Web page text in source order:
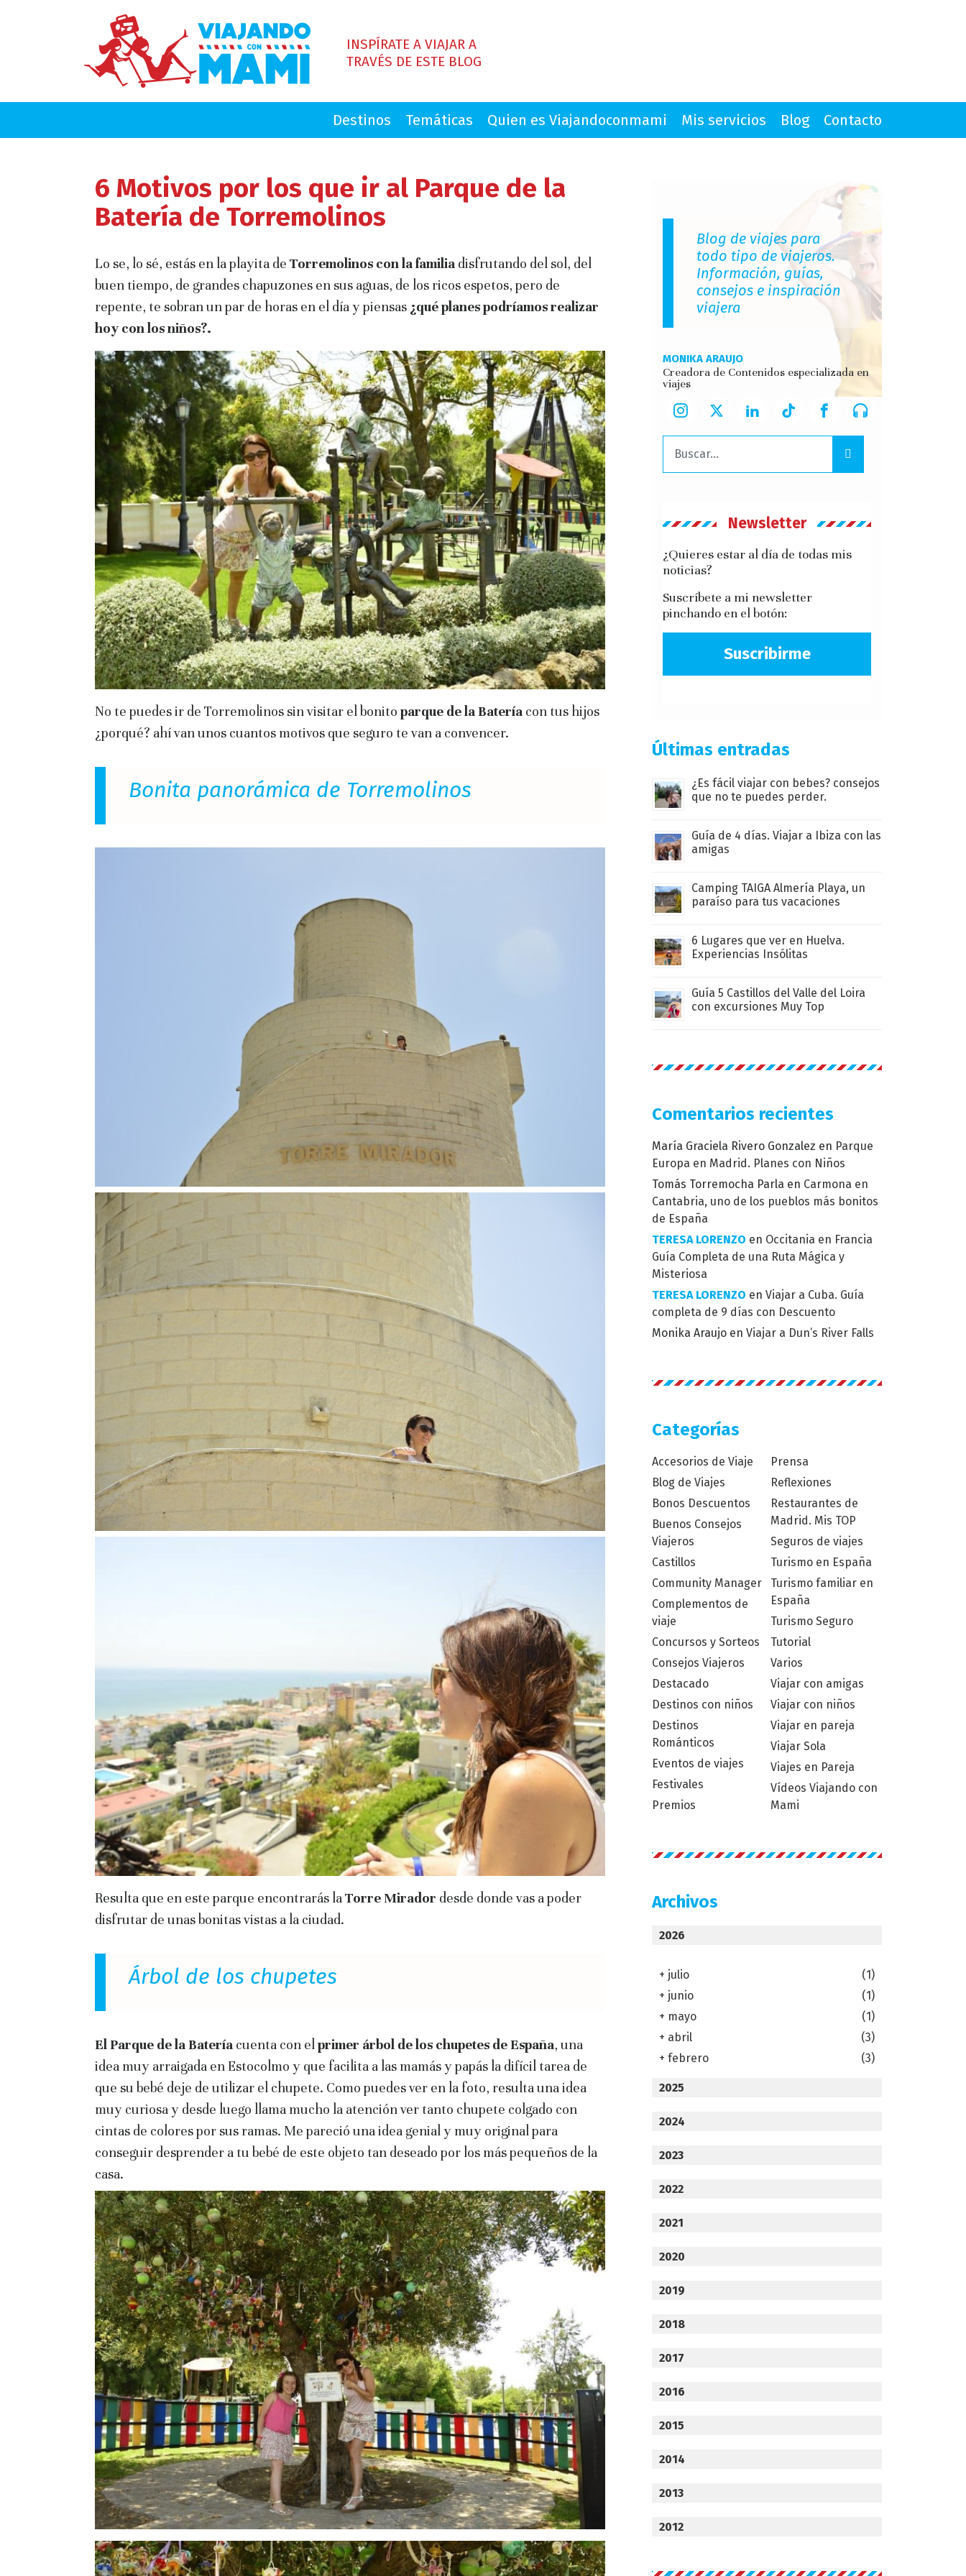
INSPÍRATE A VIAJAR A
TRAVÉS DE ESTE BLOG
Destinos Temáticas Quien es Viajandoconmami Mis servicios Blog Contacto
6 Motivos por los que ir al Parque de la
Batería de Torremolinos
Lo se, lo sé, estás en la playita de Torremolinos con la familia disfrutando del sol, del
buen tiempo, de grandes chapuzones en sus aguas, de los ricos espetos, pero de
repente, te sobran un par de horas en el día y piensas ¿qué planes podríamos realizar
hoy con los niños?.
No te puedes ir de Torremolinos sin visitar el bonito parque de la Batería con tus hijos
¿porqué? ahí van unos cuantos motivos que seguro te van a convencer.
Bonita panorámica de Torremolinos
Resulta que en este parque encontrarás laTorre Mirador desde donde vas a poder
disfrutar de unas bonitas vistas a la ciudad.
Árbol de los chupetes
El Parque de la Batería cuenta con elprimer árbol de los chupetes de España, una
idea muy arraigada en Estocolmo y que facilita a las mamás y papás la difícil tarea de
que su bebé deje de utilizar el chupete. Como puedes ver en la foto, resulta una idea
muy curiosa y desde luego llama mucho la atención ver tanto chupete colgado con
cintas de colores por sus ramas. Me pareció una idea genial y muy original para
conseguir desprender a tu bebé de este objeto tan deseado por los más pequeños de la
casa.
Blog de viajes para
todo tipo de viajeros.
Información, guías,
consejos e inspiración
viajera
MONIKA ARAUJO
Creadora de Contenidos especializada en
viajes
Buscar:
Newsletter
¿Quieres estar al día de todas mis
noticias?
Suscríbete a mi newsletter
pinchando en el botón:
Suscribirme
Últimas entradas
¿Es fácil viajar con bebes? consejos
que no te puedes perder.
Guía de 4 días. Viajar a Ibiza con las
amigas
Camping TAIGA Almería Playa, un
paraíso para tus vacaciones
6 Lugares que ver en Huelva.
Experiencias Insólitas
Guía 5 Castillos del Valle del Loira
con excursiones Muy Top
Comentarios recientes
María Graciela Rivero Gonzalez en Parque
Europa en Madrid. Planes con Niños
Tomás Torremocha Parla en Carmona en
Cantabria, uno de los pueblos más bonitos
de España
TERESA LORENZO en Occitania en Francia
Guía Completa de una Ruta Mágica y
Misteriosa
TERESA LORENZO en Viajar a Cuba. Guía
completa de 9 días con Descuento
Monika Araujo en Viajar a Dun’s River Falls
Categorías
Accesorios de Viaje
Blog de Viajes
Bonos Descuentos
Buenos Consejos
Viajeros
Castillos
Community Manager
Complementos de
viaje
Concursos y Sorteos
Consejos Viajeros
Destacado
Destinos con niños
Destinos
Románticos
Eventos de viajes
Festivales
Premios
Prensa
Reflexiones
Restaurantes de
Madrid. Mis TOP
Seguros de viajes
Turismo en España
Turismo familiar en
España
Turismo Seguro
Tutorial
Varios
Viajar con amigas
Viajar con niños
Viajar en pareja
Viajar Sola
Viajes en Pareja
Vídeos Viajando con
Mami
Archivos
2026
+ julio
(1)
+ junio
(1)
+ mayo
(1)
+ abril
(3)
+ febrero (3)
2025
2024
2023
2022
2021
2020
2019
2018
2017
2016
2015
2014
2013
2012